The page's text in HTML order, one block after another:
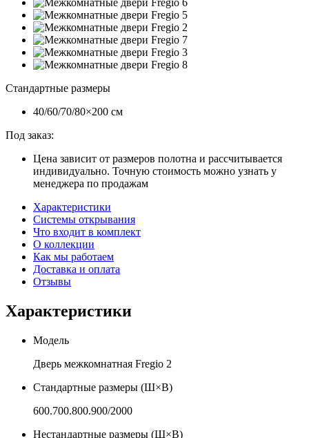
Стандартные размеры
40/60/70/80×200 см
Под заказ:
Цена зависит от размеров полотна и рассчитывается
индивидуально. Точную стоимость можно узнать у
менеджера по продажам
Характеристики
Системы открывания
Что входит в комплект
О коллекции
Как мы работаем
Доставка и оплата
Отзывы
Характеристики
Модель
Дверь межкомнатная Fregio 2
Стандартные размеры (Ш×В)
600.700.800.900/2000
Нестандартные размеры (Ш×В)